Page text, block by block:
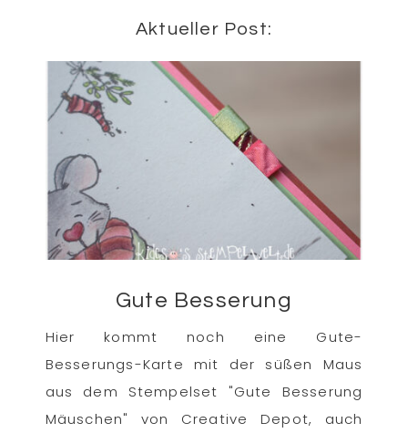
Aktueller Post:
Gute Besserung
Hier kommt noch eine Gute-
Besserungs-Karte mit der süßen Maus
aus dem Stempelset "Gute Besserung
Mäuschen" von Creative Depot, auch